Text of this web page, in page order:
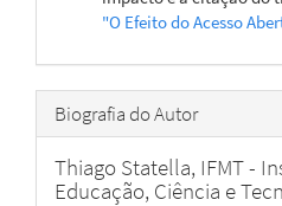
"O Efeito do Acesso
Biografia do Autor
Thiago Statella, IFMT -
Educação, Ciência e